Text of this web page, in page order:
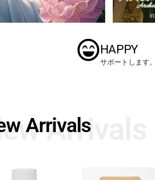
HAPPY
サポートします。
Arrivals
Arrivals